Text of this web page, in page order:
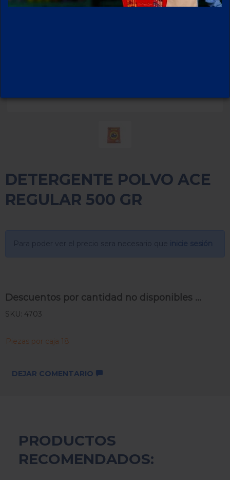
DETERGENTE POLVO ACE
REGULAR 500 GR
Para poder ver el precio sera necesario que
Descuentos por cantidad no disponibles ...
SKU: 4703
Piezas por caja 18
DEJAR COMENTARIO
PRODUCTOS
RECOMENDADOS: